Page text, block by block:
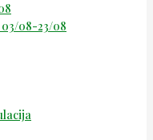
08-23/08